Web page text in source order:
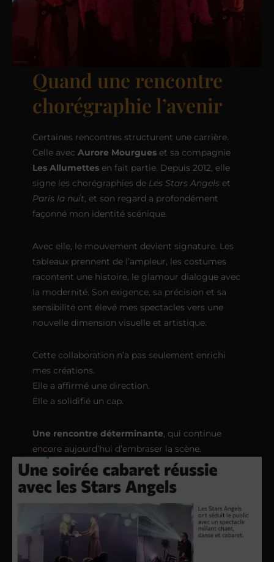
Quand une rencontre
chorégraphie l’avenir
Certaines rencontres structurent une carrière.
Celle avec Aurore Mourgueset sa compagnie
Les Allumettesen fait partie. Depuis 2012, elle
signe les chorégraphies de Les Stars Angelset
Paris la nuit, et son regard a profondément
façonné mon identité scénique.
Avec elle, le mouvement devient signature. Les
tableaux prennent de l’ampleur, les costumes
racontent une histoire, le glamour dialogue avec
la modernité. Son exigence, sa précision et sa
sensibilité ont élevé mes spectacles vers une
nouvelle dimension visuelle et artistique.
Cette collaboration n’a pas seulement enrichi
mes créations.
Elle a affirmé une direction.
Elle a solidifié un cap.
Une rencontre déterminante, qui continue
encore aujourd’hui d’embraser la scène.